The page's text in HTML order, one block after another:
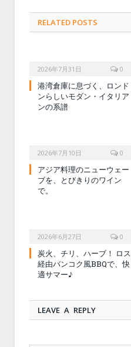
RELATED POSTS
2026年7月31日 0
港湾倉庫に息づく、ロンド
ンらしいモダン・イタリア
ンの系譜
2026年7月10日 0
アジア料理のニューウェー
ブを、とびきりのワイン
で。
2026年6月27日 0
炭火、チリ、ハーブ！ ロス
経由バンコク風BBQで、快
適サマー♪
LEAVE A REPLY